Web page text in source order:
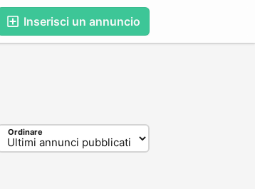
Inserisci un annuncio
Ordinare